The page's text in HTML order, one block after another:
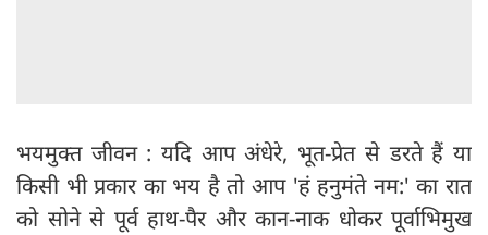
भयमु‍क्त जीवन : यदि आप अंधेरे, भूत-प्रेत से डरते हैं या
किसी भी प्रकार का भय है तो आप 'हं हनुमंते नम:' का रात
को सोने से पूर्व हाथ-पैर और कान-नाक धोकर पूर्वाभिमुख